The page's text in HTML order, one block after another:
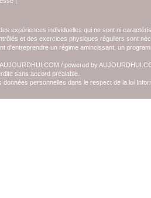
expériences individuelles qui ne sont ni
et des exercices physiques réguliers sont
d'entreprendre un régime amincissant, un
/ powered by
sans accord préalable.
données personnelles dans le respect de la loi